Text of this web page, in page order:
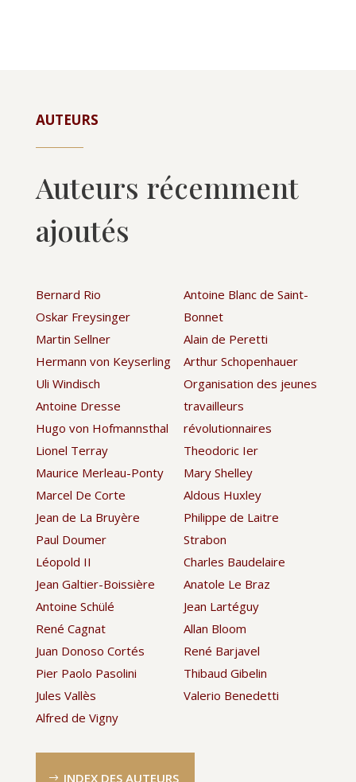
AUTEURS
Auteurs récemment
ajoutés
Bernard Rio
Oskar Freysinger
Martin Sellner
Hermann von Keyserling
Uli Windisch
Antoine Dresse
Hugo von Hofmannsthal
Lionel Terray
Maurice Merleau-Ponty
Marcel De Corte
Jean de La Bruyère
Paul Doumer
Léopold II
Jean Galtier-Boissière
Antoine Schülé
René Cagnat
Juan Donoso Cortés
Pier Paolo Pasolini
Jules Vallès
Alfred de Vigny
Antoine Blanc de Saint-
Bonnet
Alain de Peretti
Arthur Schopenhauer
Organisation des jeunes
travailleurs
révolutionnaires
Theodoric Ier
Mary Shelley
Aldous Huxley
Philippe de Laitre
Strabon
Charles Baudelaire
Anatole Le Braz
Jean Lartéguy
Allan Bloom
René Barjavel
Thibaud Gibelin
Valerio Benedetti
INDEX DES AUTEURS